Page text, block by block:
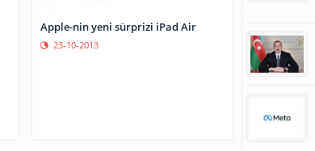
Apple-nin yeni sürprizi iPad Air
23-10-2013